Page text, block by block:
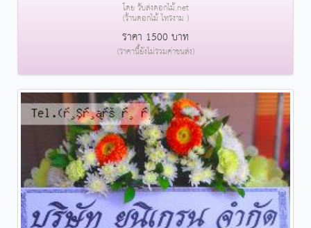
โดย รับส่งดอกไม้.net
(ร้านดอกไม้ ไทรงาม )
ราคา 1500 บาท
(ราคานี้ยังไม่รวมค่าขนส่ง)